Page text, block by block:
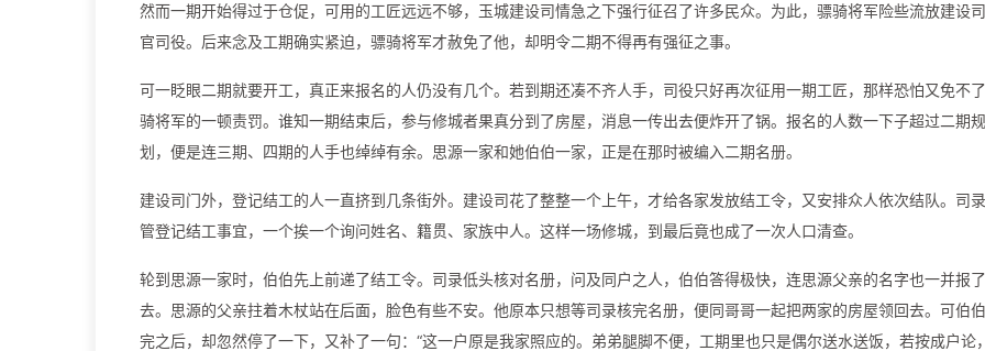
然而一期开始得过于仓促，可用的工匠远远不够，玉城建设司情急之下强行征召了许多民众。为此，骠骑将军险些流放建设
官司役。后来念及工期确实紧迫，骠骑将军才赦免了他，却明令二期不得再有强征之事。
可一眨眼二期就要开工，真正来报名的人仍没有几个。若到期还凑不齐人手，司役只好再次征用一期工匠，那样恐怕又免不
骑将军的一顿责罚。谁知一期结束后，参与修城者果真分到了房屋，消息一传出去便炸开了锅。报名的人数一下子超过二期规
划，便是连三期、四期的人手也绰绰有余。思源一家和她伯伯一家，正是在那时被编入二期名册。
建设司门外，登记结工的人一直挤到几条街外。建设司花了整整一个上午，才给各家发放结工令，又安排众人依次结队。司
管登记结工事宜，一个挨一个询问姓名、籍贯、家族中人。这样一场修城，到最后竟也成了一次人口清查。
轮到思源一家时，伯伯先上前递了结工令。司录低头核对名册，问及同户之人，伯伯答得极快，连思源父亲的名字也一并报
去。思源的父亲拄着木杖站在后面，脸色有些不安。他原本只想等司录核完名册，便同哥哥一起把两家的房屋领回去。可伯
完之后，却忽然停了一下，又补了一句：“这一户原是我家照应的。弟弟腿脚不便，工期里也只是偶尔送水送饭，若按成户论，